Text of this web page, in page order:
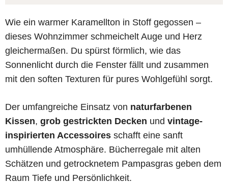
Wie ein warmer Karamellton in Stoff gegossen –
dieses Wohnzimmer schmeichelt Auge und Herz
gleichermaßen. Du spürst förmlich, wie das
Sonnenlicht durch die Fenster fällt und zusammen
mit den soften Texturen für pures Wohlgefühl sorgt.
Der umfangreiche Einsatz von naturfarbenen
Kissen, grob gestrickten Decken und vintage-
inspirierten Accessoires schafft eine sanft
umhüllende Atmosphäre. Bücherregale mit alten
Schätzen und getrocknetem Pampasgras geben dem
Raum Tiefe und Persönlichkeit.